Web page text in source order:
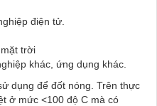
điện tử.
trời
khác, ứng dụng khác.
để đốt nóng. Trên thực
ở mức <100 độ C mà có